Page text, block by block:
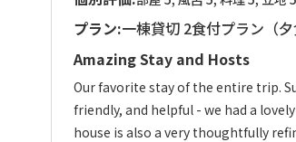
プラン:一棟貸切 2食付プラン（夕
Amazing Stay and Hosts
Our favorite stay of the entire trip.
friendly, and helpful - we had a
house is also a very thoughtfully